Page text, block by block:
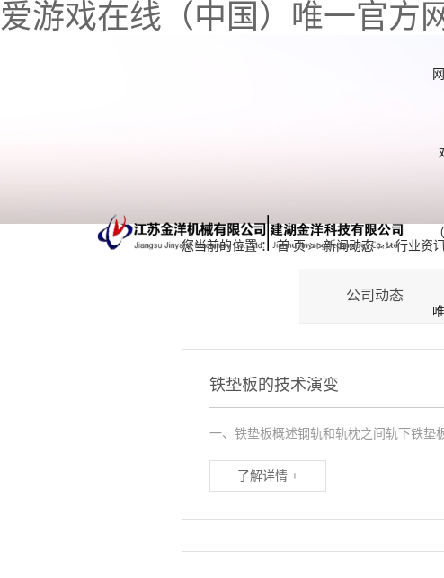
爱游戏在线（中国）唯一官方
您当前的位置 ：首 页>>新闻动态>>行业资
公司动态
铁垫板的技术演变
一、铁垫板概述钢轨和轨枕之间轨下铁垫
了解详情 +